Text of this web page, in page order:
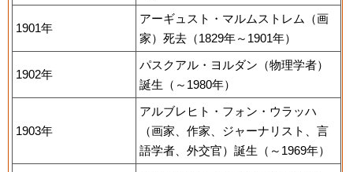
1901年
アーギュスト・マルムストレム（画
家）死去（1829年～1901年）
1902年
パスクアル・ヨルダン（物理学者）
誕生（～1980年）
1903年
アルブレヒト・フォン・ウラッハ
（画家、作家、ジャーナリスト、言
語学者、外交官）誕生（～1969年）